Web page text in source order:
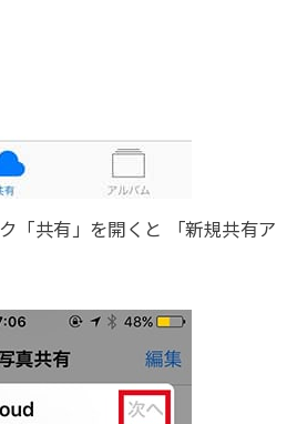
「共有」を開くと 「新規共有ア